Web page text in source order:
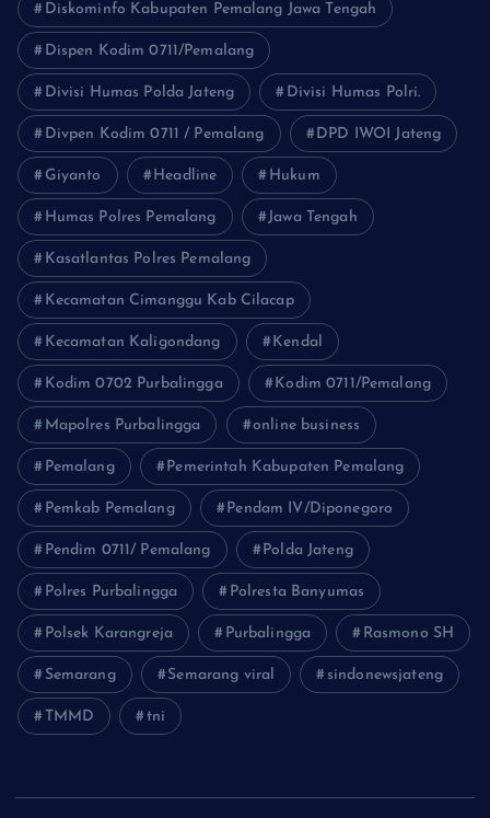
Diskominfo Kabupaten Pemalang Jawa Tengah
Dispen Kodim 0711/Pemalang
Divisi Humas Polda Jateng Divisi Humas Polri.
Divpen Kodim 0711 / Pemalang DPD IWOI Jateng
Giyanto Headline Hukum
Humas Polres Pemalang Jawa Tengah
Kasatlantas Polres Pemalang
Kecamatan Cimanggu Kab Cilacap
Kecamatan Kaligondang Kendal
Kodim 0702 Purbalingga Kodim 0711/Pemalang
Mapolres Purbalingga online business
Pemalang Pemerintah Kabupaten Pemalang
Pemkab Pemalang Pendam IV/Diponegoro
Pendim 0711/ Pemalang Polda Jateng
Polres Purbalingga Polresta Banyumas
Polsek Karangreja Purbalingga Rasmono SH
Semarang Semarang viral sindonewsjateng
TMMD tni